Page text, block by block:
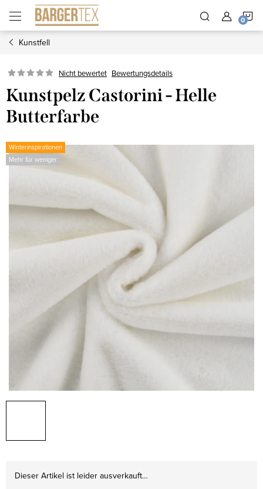
Inhalt
springen
Kunstfell
Nicht bewertet Bewertungsdetails
Kunstpelz Castorini - Helle
Butterfarbe
Winterinspirationen
Mehr für weniger
Dieser Artikel ist leider ausverkauft…